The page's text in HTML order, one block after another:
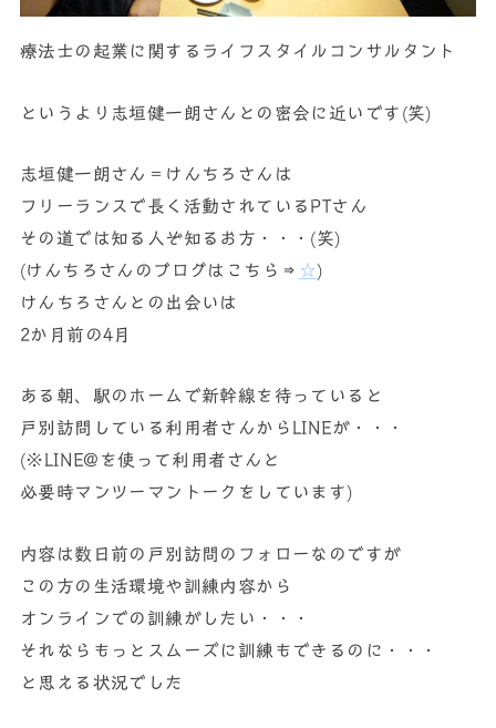
療法士の起業に関するライフスタイルコンサルタント
というより志垣健一朗さんとの密会に近いです(笑)
志垣健一朗さん＝けんちろさんは
フリーランスで長く活動されているPTさん
その道では知る人ぞ知るお方・・・(笑)
(けんちろさんのブログはこちら⇒ ☆)
けんちろさんとの出会いは
2か月前の4月
ある朝、駅のホームで新幹線を待っていると
戸別訪問している利用者さんからLINEが・・・
(※LINE@を使って利用者さんと
必要時マンツーマントークをしています)
内容は数日前の戸別訪問のフォローなのですが
この方の生活環境や訓練内容から
オンラインでの訓練がしたい・・・
それならもっとスムーズに訓練もできるのに・・・
と思える状況でした